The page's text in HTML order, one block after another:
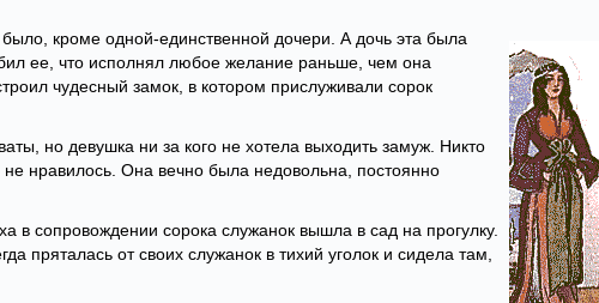
кроме одной-единственной дочери. А дочь эта была
ее, что исполнял любое желание раньше, чем она
чудесный замок, в котором прислуживали сорок
но девушка ни за кого не хотела выходить замуж. Никто
нравилось. Она вечно была недовольна, постоянно
в сопровождении сорока служанок вышла в сад на прогулку.
пряталась от своих служанок в тихий уголок и сидела там,